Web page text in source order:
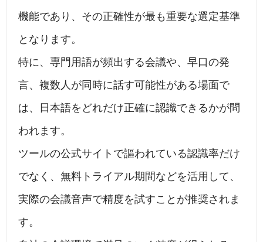
機能であり、その正確性が最も重要な選定基準
となります。
特に、専門用語が頻出する会議や、早口の発
言、複数人が同時に話す可能性がある場面で
は、日本語をどれだけ正確に認識できるかが問
われます。
ツールの公式サイトで謳われている認識率だけ
でなく、無料トライアル期間などを活用して、
実際の会議音声で精度を試すことが推奨されま
す。